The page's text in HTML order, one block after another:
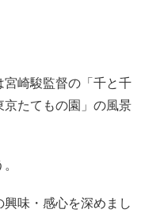
崎駿監督の「千と千
たてもの園」の風景
味・感心を深めまし